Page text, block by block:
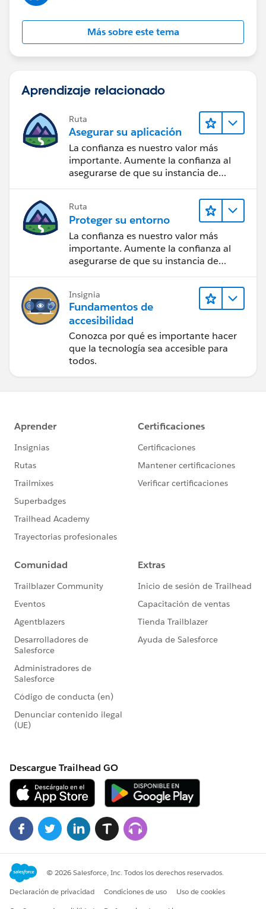
Más sobre este tema
Aprendizaje relacionado
Ruta
Asegurar su aplicación
La confianza es nuestro valor más
importante. Aumente la confianza al
asegurarse de que su instancia de
Salesforce esté protegida.
Ruta
Proteger su entorno
La confianza es nuestro valor más
importante. Aumente la confianza al
asegurarse de que su instancia de
Insignia
Fundamentos de
accesibilidad
Conozca por qué es importante hacer
que la tecnología sea accesible para
todos.